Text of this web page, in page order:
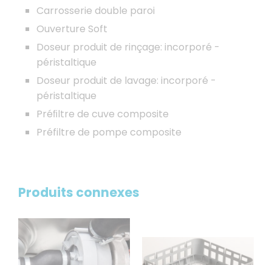
Carrosserie double paroi
Ouverture Soft
Doseur produit de rinçage: incorporé -
péristaltique
Doseur produit de lavage: incorporé -
péristaltique
Préﬁltre de cuve composite
Préfiltre de pompe composite
Produits connexes